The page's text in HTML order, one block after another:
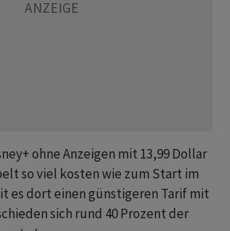
ohne Anzeigen mit 13,99 Dollar
so viel kosten wie zum Start im
es dort einen günstigeren Tarif mit
sich rund 40 Prozent der